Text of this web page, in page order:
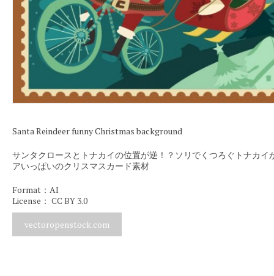
Santa Reindeer funny Christmas background
サンタクロースとトナカイの位置が逆！？ソリでくつろぐトナカイ
アいっぱいのクリスマスカード素材
Format：AI
License： CC BY 3.0
vectoropenstock.com